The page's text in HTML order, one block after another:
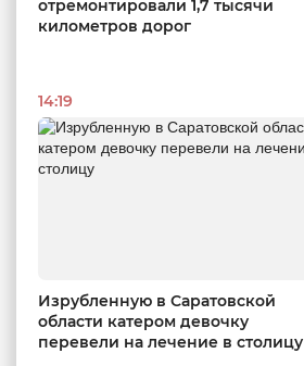
отремонтировали 1,7 тысячи
километров дорог
14:19
Изрубленную в Саратовской
области катером девочку
перевели на лечение в столицу